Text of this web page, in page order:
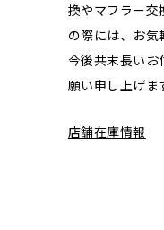
換やマフラー交
の際には、お気
今後共末長いお
願い申し上げま
店舗在庫情報